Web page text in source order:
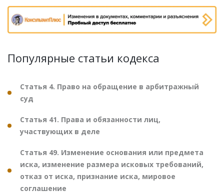
Популярные статьи кодекса
Статья 4. Право на обращение в арбитражный
суд
Статья 41. Права и обязанности лиц,
участвующих в деле
Статья 49. Изменение основания или предмета
иска, изменение размера исковых требований,
отказ от иска, признание иска, мировое
соглашение